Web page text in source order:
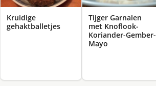
Kruidige
gehaktballetjes
Tijger Garnalen
met Knoflook-
Koriander-Gember-
Mayo